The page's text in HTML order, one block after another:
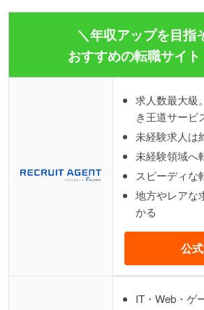
＼年収アップを目指
おすすめの転職サイト
求人数最大級
き王道サービ
未経験求人は
未経験領域へ
スピーディな
地方やレアな
かる
公
IT・Web・ゲ